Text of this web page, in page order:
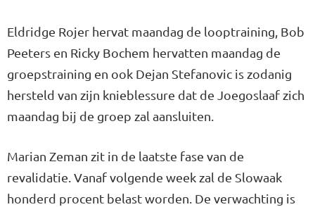
Eldridge Rojer hervat maandag de looptraining, Bob
Peeters en Ricky Bochem hervatten maandag de
groepstraining en ook Dejan Stefanovic is zodanig
hersteld van zijn knieblessure dat de Joegoslaaf zich
maandag bij de groep zal aansluiten.
Marian Zeman zit in de laatste fase van de
revalidatie. Vanaf volgende week zal de Slowaak
honderd procent belast worden. De verwachting is